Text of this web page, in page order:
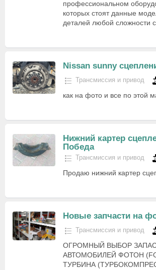
профессиональном
которых стоят данные
деталей любой сложности
Nissan sunny
Трансмиссия и привод
как на фото и все по этой
Нижний картер
Победа
Трансмиссия и привод
Продаю нижний картер
Новые запчасти на
Трансмиссия и привод
ОГРОМНЫЙ ВЫБОР
АВТОМОБИЛЕЙ ФОТОН
ТУРБИНА